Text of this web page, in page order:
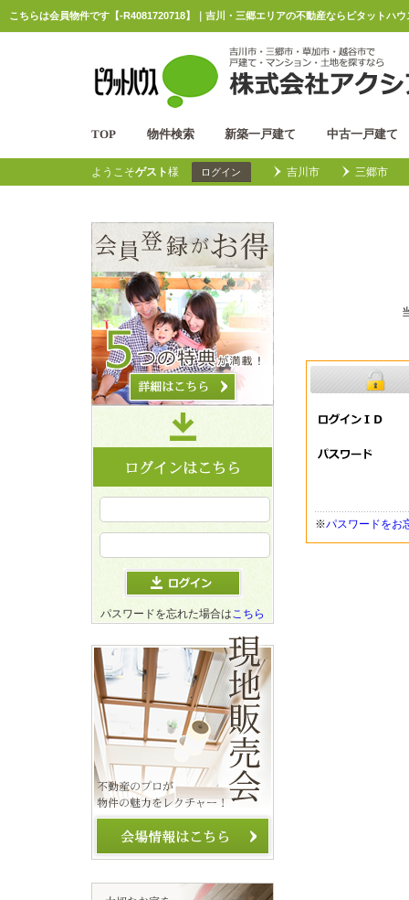
こちらは会員物件です【-R4081720718】｜吉川・三郷エリアの不動産ならピタットハ
TOP 物件検索 新築一戸建て 中古一戸建て
ようこそゲスト様 ログイン 吉川市 三郷市
※パスワードをお
パスワードを忘れた場合はこちら